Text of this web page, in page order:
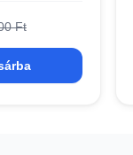
Ft